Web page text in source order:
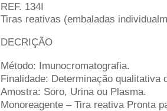
REF. 134I
Tiras reativas (embaladas
DECRIÇÃO
Método: Imunocromatografia.
Finalidade: Determinação qualitativa
Amostra: Soro, Urina ou Plasma.
Monoreagente – Tira reativa Pronta